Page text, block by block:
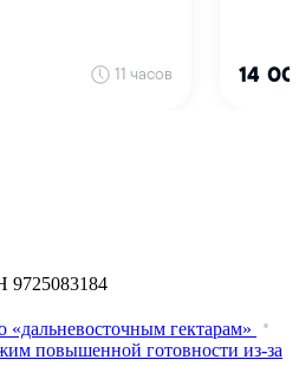
«дальневосточным гектарам»
повышенной готовности из‑за